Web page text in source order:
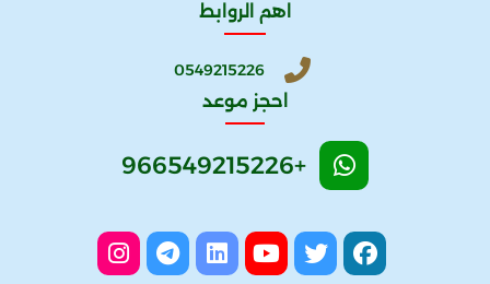
اهم الروابط
0549215226
احجز موعد
+966549215226